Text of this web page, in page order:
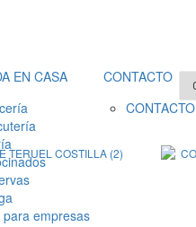
EN CASA
para empresas
CONTACTO
CONTACTO